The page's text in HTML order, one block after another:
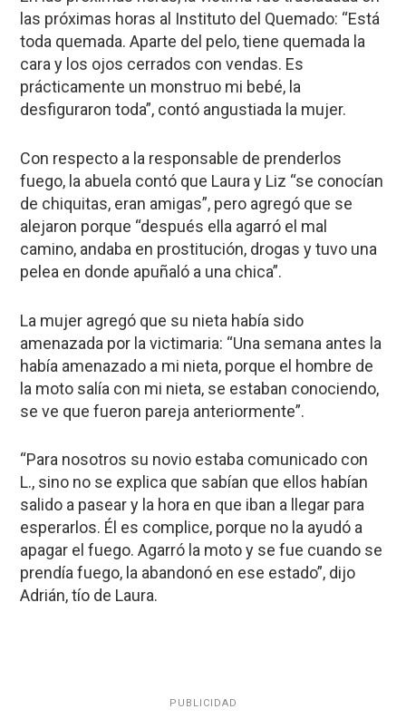
las próximas horas al Instituto del Quemado: “Está
toda quemada. Aparte del pelo, tiene quemada la
cara y los ojos cerrados con vendas. Es
prácticamente un monstruo mi bebé, la
desfiguraron toda”, contó angustiada la mujer.
Con respecto a la responsable de prenderlos
fuego, la abuela contó que Laura y Liz “se conocían
de chiquitas, eran amigas”, pero agregó que se
alejaron porque “después ella agarró el mal
camino, andaba en prostitución, drogas y tuvo una
pelea en donde apuñaló a una chica”.
La mujer agregó que su nieta había sido
amenazada por la victimaria: “Una semana antes la
había amenazado a mi nieta, porque el hombre de
la moto salía con mi nieta, se estaban conociendo,
se ve que fueron pareja anteriormente”.
“Para nosotros su novio estaba comunicado con
L., sino no se explica que sabían que ellos habían
salido a pasear y la hora en que iban a llegar para
esperarlos. Él es complice, porque no la ayudó a
apagar el fuego. Agarró la moto y se fue cuando se
prendía fuego, la abandonó en ese estado”, dijo
Adrián, tío de Laura.
PUBLICIDAD